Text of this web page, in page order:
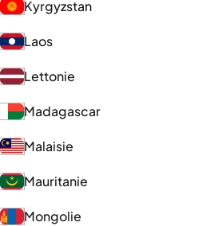
Kyrgyzstan
Laos
Lettonie
Madagascar
Malaisie
Mauritanie
Mongolie